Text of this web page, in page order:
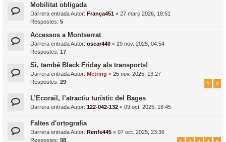
Mobilitat obligada
Darrera entrada Autor: França451 « 27 març 2026, 18:51
Respostes: 5
Accessos a Montserrat
Darrera entrada Autor: oscar440 « 29 nov. 2025, 04:54
Respostes: 17
Si, també Black Friday als transports!
Darrera entrada Autor: Metring « 25 nov. 2025, 13:27
Respostes: 29 1 2
L’Ecorail, l’atractiu turístic del Bages
Darrera entrada Autor: 122-042-132 « 09 oct. 2025, 18:45
Faltes d'ortografia
Darrera entrada Autor: Renfe445 « 07 oct. 2025, 23:36
Respostes: 98